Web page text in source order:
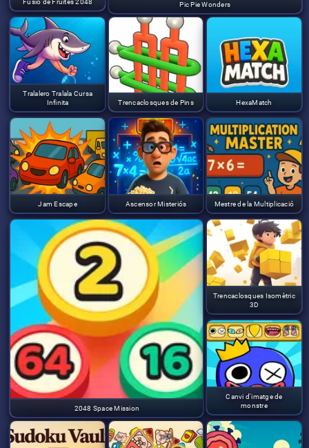
Pic Pie Wonders
Tralalero Tralala Cursa
Infinita
Trencaclosques de Pins HexaMatch
Jam Escape Ascensor Misteriós Mestre de la Multiplicació
2048 Space Mission
Trencaclosques Isomètric
3D
Canvi d'imatge de
monstre